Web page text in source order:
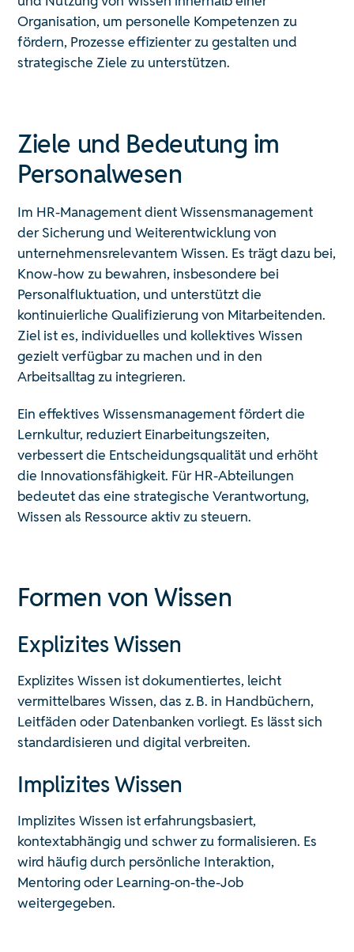
Implizites Wissen
Organisation, um personelle Kompetenzen zu
fördern, Prozesse effizienter zu gestalten und
strategische Ziele zu unterstützen.
Ziele und Bedeutung im
Personalwesen
Im HR-Management dient Wissensmanagement
der Sicherung und Weiterentwicklung von
unternehmensrelevantem Wissen. Es trägt dazu bei,
Know-how zu bewahren, insbesondere bei
Personalfluktuation, und unterstützt die
kontinuierliche Qualifizierung von Mitarbeitenden.
Ziel ist es, individuelles und kollektives Wissen
gezielt verfügbar zu machen und in den
Arbeitsalltag zu integrieren.
Ein effektives Wissensmanagement fördert die
Lernkultur, reduziert Einarbeitungszeiten,
verbessert die Entscheidungsqualität und erhöht
die Innovationsfähigkeit. Für HR-Abteilungen
bedeutet das eine strategische Verantwortung,
Wissen als Ressource aktiv zu steuern.
Formen von Wissen
Explizites Wissen
Explizites Wissen ist dokumentiertes, leicht
vermittelbares Wissen, das z. B. in Handbüchern,
Leitfäden oder Datenbanken vorliegt. Es lässt sich
standardisieren und digital verbreiten.
Implizites Wissen
Implizites Wissen ist erfahrungsbasiert,
kontextabhängig und schwer zu formalisieren. Es
wird häufig durch persönliche Interaktion,
Mentoring oder Learning-on-the-Job
weitergegeben.